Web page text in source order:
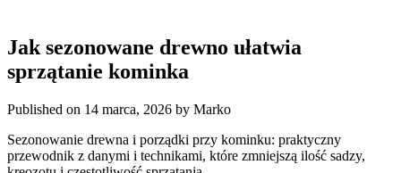
Jak sezonowane drewno ułatwia
sprzątanie kominka
Published on 14 marca, 2026 by Marko
Sezonowanie drewna i porządki przy kominku: praktyczny
przewodnik z danymi i technikami, które zmniejszą ilość sadzy,